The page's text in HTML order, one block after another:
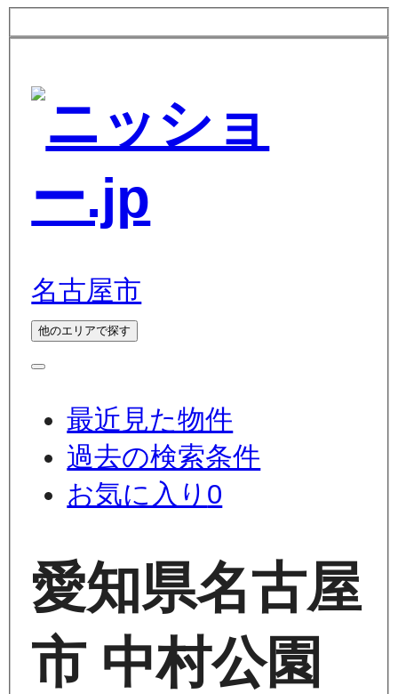
名古屋市
他のエリアで探す
最近見た物件
過去の検索条件
お気に入り 0
愛知県名古屋
市 中村公園